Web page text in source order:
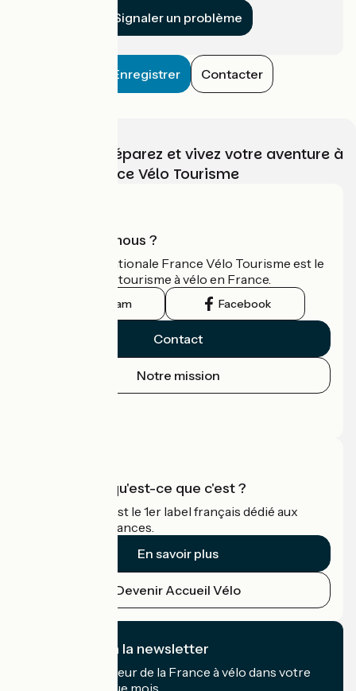
Signaler un problème
Enregistrer Contacter
Choisissez, préparez et vivez votre aventure à
vélo avec France Vélo Tourisme
Qui sommes-nous ?
L'association nationale France Vélo Tourisme est le
guide officiel du tourisme à vélo en France.
Instagram Facebook
Contact
Notre mission
Accueil Vélo qu'est-ce que c'est ?
Accueil Vélo c'est le 1er label français dédié aux
cyclistes en vacances.
En savoir plus
Devenir Accueil Vélo
Je m'abonne à la newsletter
Recevez le meilleur de la France à vélo dans votre